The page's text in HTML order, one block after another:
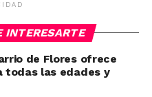
INTERESARTE
de Flores ofrece
todas las edades y